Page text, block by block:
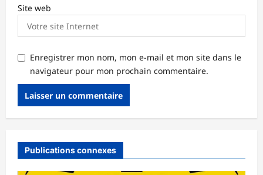
Site web
Enregistrer mon nom, mon e-mail et mon site dans le
navigateur pour mon prochain commentaire.
Publications connexes